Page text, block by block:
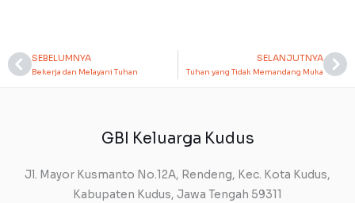
Prev
SEBELUMNYA
Bekerja dan Melayani Tuhan
SELANJUTNYA
Tuhan yang Tidak Memandang Muka
GBI Keluarga Kudus
Jl. Mayor Kusmanto No.12A, Rendeng, Kec. Kota Kudus,
Kabupaten Kudus, Jawa Tengah 59311